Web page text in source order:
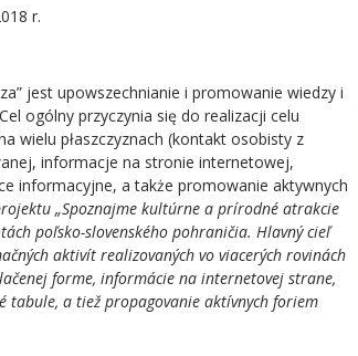
r.
jest upowszechnianie i promowanie wiedzy i
ogólny przyczynia się do realizacji celu
wielu płaszczyznach (kontakt osobisty z
informacje na stronie internetowej,
informacyjne, a także promowanie aktywnych
„Spoznajme kultúrne a prírodné atrakcie
poľsko-slovenského pohraničia. Hlavný cieľ
aktivít realizovaných vo viacerých rovinách
forme, informácie na internetovej strane,
tabule, a tiež propagovanie aktívnych foriem